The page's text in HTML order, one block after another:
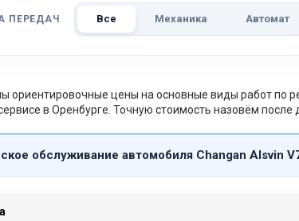
ПЕРЕДАЧ Все Механика Автомат
ориентировочные цены на основные виды работ по
в Оренбурге. Точную стоимость назовём после
обслуживание автомобиля Changan Alsvin